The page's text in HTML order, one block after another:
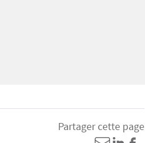
Partager cette page